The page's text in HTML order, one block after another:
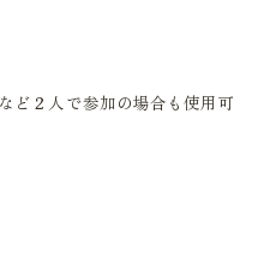
ど２人で参加の場合も使用可